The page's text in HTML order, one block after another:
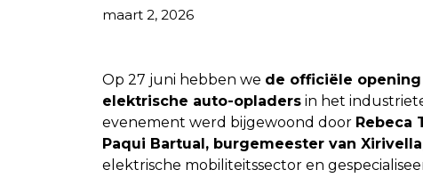
maart 2, 2026
Op 27 juni hebben we de officiële
elektrische auto-opladersin het
evenement werd bijgewoond door Rebeca
Paqui Bartual, burgemeester van Xirivella
elektrische mobiliteitssector en